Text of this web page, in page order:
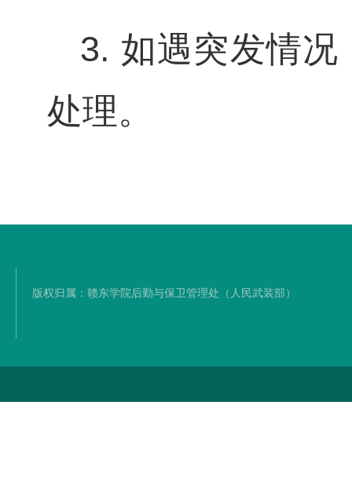
3. 如遇突发情
处理。
版权归属：赣东学院后勤与保卫管理处（人民武装部）